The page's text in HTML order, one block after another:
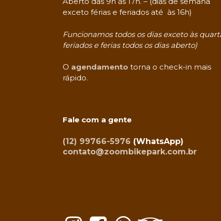
exceto férias e feriados até às 16h)
Funcionamos todos os dias exceto às
feriados e ferias todos os dias aberto)
O agendamento torna o check-in mais
rápido.
Fale com a gente
(12) 99766-5976 (WhatsApp)
contato@zoombikepark.com.br